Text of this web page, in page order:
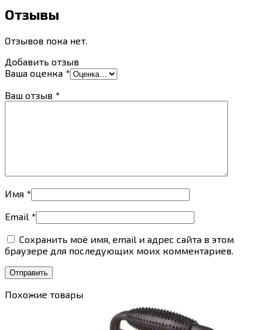
Отзывы
Отзывов пока нет.
Добавить отзыв
Ваша оценка *
Ваш отзыв *
Имя *
Email *
Сохранить моё имя, email и адрес сайта в этом
браузере для последующих моих комментариев.
Похожие товары